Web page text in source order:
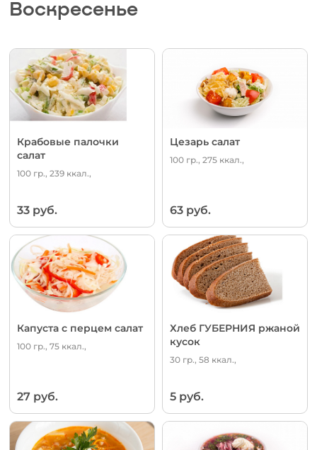
Воскресенье
Крабовые палочки
салат
100 гр., 239 ккал.,
33 руб.
Цезарь салат
100 гр., 275 ккал.,
63 руб.
Капуста с перцем салат
100 гр., 75 ккал.,
27 руб.
Хлеб ГУБЕРНИЯ ржаной
кусок
30 гр., 58 ккал.,
5 руб.